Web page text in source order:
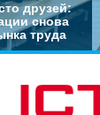
друзей:
снова
труда